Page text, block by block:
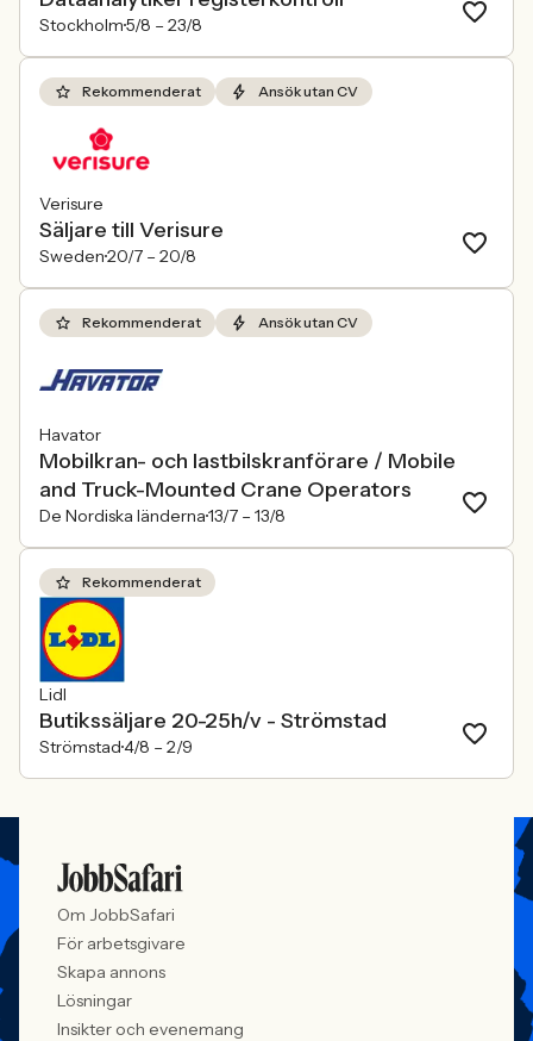
Stockholm5/8 – 23/8
Rekommenderat Ansök utan CV
Verisure
Säljare till Verisure
Sweden20/7 – 20/8
Rekommenderat Ansök utan CV
Havator
Mobilkran- och lastbilskranförare / Mobile
and Truck-Mounted Crane Operators
De Nordiska länderna13/7 – 13/8
Rekommenderat
Lidl
Butikssäljare 20-25h/v - Strömstad
Strömstad4/8 – 2/9
Om JobbSafari
För arbetsgivare
Skapa annons
Lösningar
Insikter och evenemang